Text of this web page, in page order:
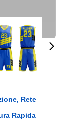
Rete
Rapida